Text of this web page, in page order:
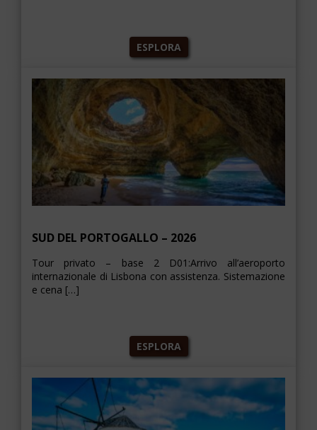
ESPLORA
SUD DEL PORTOGALLO – 2026
Tour privato – base 2 D01:Arrivo all’aeroporto
internazionale di Lisbona con assistenza. Sistemazione
e cena […]
ESPLORA